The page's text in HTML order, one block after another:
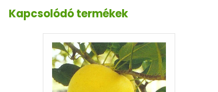
Kapcsolódó termékek